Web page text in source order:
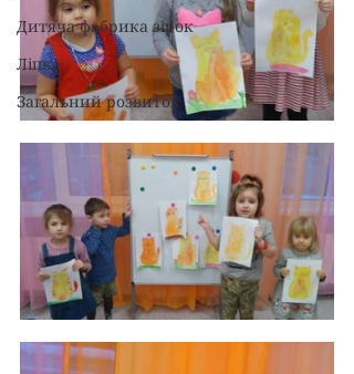
Дитяча фабрика зірок
Ліпка
Загальний розвиток